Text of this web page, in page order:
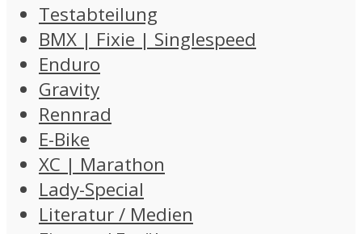
Testabteilung
BMX | Fixie | Singlespeed
Enduro
Gravity
Rennrad
E-Bike
XC | Marathon
Lady-Special
Literatur / Medien